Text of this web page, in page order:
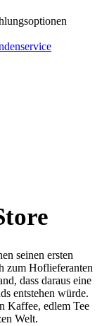
seinen ersten
zum Hoflieferanten
dass daraus eine
entstehen würde.
Kaffee, edlem Tee
Welt.